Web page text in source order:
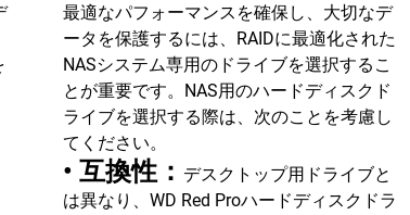
最適なパフォーマンスを確保し、大切なデ
ータを保護するには、RAIDに最適化された
NASシステム専用のドライブを選択するこ
とが重要です。NAS用のハードディスクド
ライブを選択する際は、次のことを考慮し
てください。
• 互換性： デスクトップ用ドライブと
は異なり、WD Red Proハードディスクドラ